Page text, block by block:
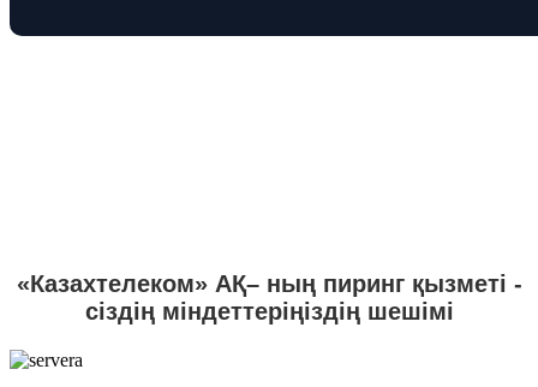
«Казахтелеком» АҚ– ның пиринг қызметі -
сіздің міндеттеріңіздің шешімі